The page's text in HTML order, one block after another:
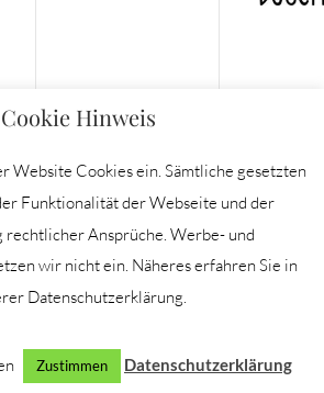
IMPRESSUM
DATENSCHUTZERKLÄRUNG
PRESSE/KOOPERATIONEN
Cookie Hinweis
Website Cookies ein. Sämtliche gesetzten
Funktionalität der Webseite und der
rechtlicher Ansprüche. Werbe- und
wir nicht ein. Näheres erfahren Sie in
Datenschutzerklärung.
Zustimmen Datenschutzerklärung